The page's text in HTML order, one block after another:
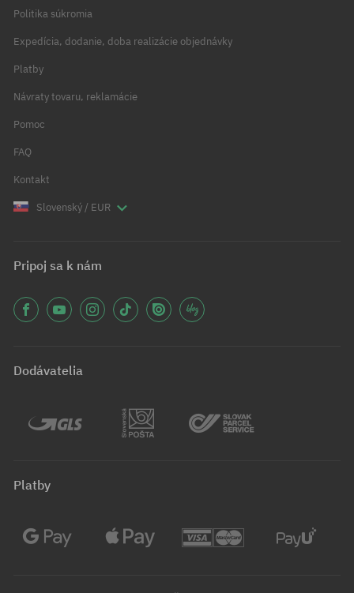
Politika súkromia
Expedícia, dodanie, doba realizácie objednávky
Platby
Návraty tovaru, reklamácie
Pomoc
FAQ
Kontakt
Slovenský / EUR
Pripoj sa k nám
Dodávatelia
Platby